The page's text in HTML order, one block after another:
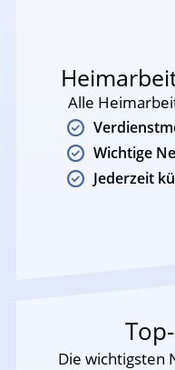
Alle
Wichtige
Jederzeit
Die wichtigsten